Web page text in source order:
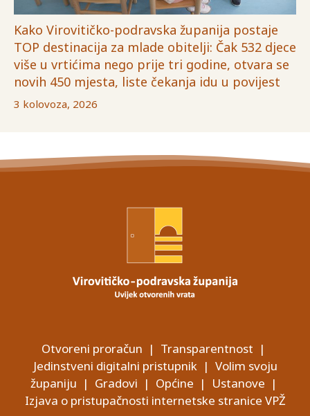
Kako Virovitičko-podravska županija postaje
TOP destinacija za mlade obitelji: Čak 532 djece
više u vrtićima nego prije tri godine, otvara se
novih 450 mjesta, liste čekanja idu u povijest
3 kolovoza, 2026
Otvoreni proračun | Transparentnost |
Jedinstveni digitalni pristupnik| Volim svoju
županiju | Gradovi | Općine | Ustanove |
Izjava o pristupačnosti internetske stranice VPŽ